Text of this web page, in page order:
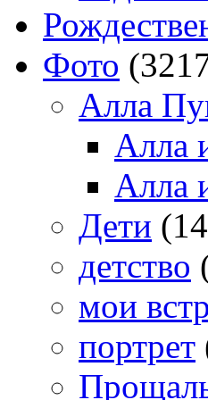
Фото
Алла
Алла
Алла
Дети
детство
мои
портрет